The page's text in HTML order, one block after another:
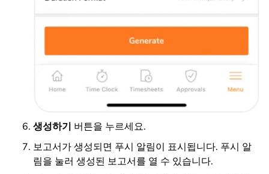
생성하기 버튼을 누르세요.
보고서가 생성되면 푸시 알림이 표시됩니다. 푸시 알
림을 눌러 생성된 보고서를 열 수 있습니다.